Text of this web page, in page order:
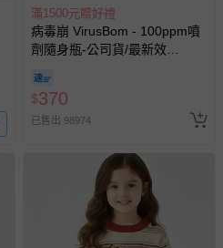
滿1500元贈好禮
病毒崩 VirusBom - 100ppm噴
劑隨身瓶-公司貨/最新效
$370
已售出 98974